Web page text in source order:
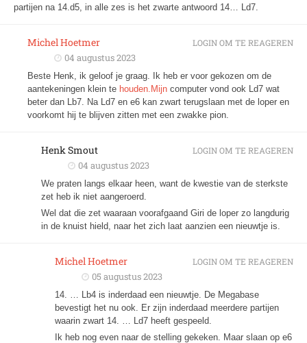
partijen na 14.d5, in alle zes is het zwarte antwoord 14… Ld7.
Michel Hoetmer
04 augustus 2023
Beste Henk, ik geloof je graag. Ik heb er voor gekozen om de
aantekeningen klein te houden.Mijn computer vond ook Ld7 wat
beter dan Lb7. Na Ld7 en e6 kan zwart terugslaan met de loper en
voorkomt hij te blijven zitten met een zwakke pion.
LOGIN OM TE REAGEREN
Henk Smout
04 augustus 2023
We praten langs elkaar heen, want de kwestie van de sterkste
zet heb ik niet aangeroerd.
Wel dat die zet waaraan voorafgaand Giri de loper zo langdurig
in de knuist hield, naar het zich laat aanzien een nieuwtje is.
LOGIN OM TE REAGEREN
Michel Hoetmer
05 augustus 2023
14. … Lb4 is inderdaad een nieuwtje. De Megabase
bevestigt het nu ook. Er zijn inderdaad meerdere partijen
waarin zwart 14. … Ld7 heeft gespeeld.
Ik heb nog even naar de stelling gekeken. Maar slaan op e6
LOGIN OM TE REAGEREN